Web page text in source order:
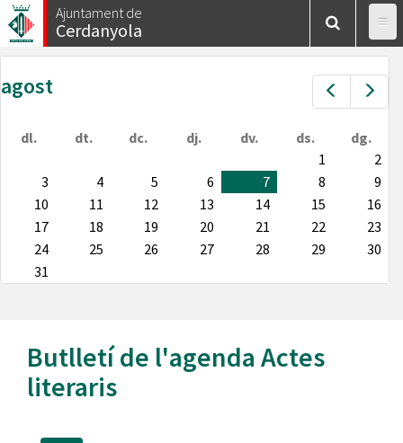
Vés
al
contingut
Ajuntament de
Cerdanyola
Prev
agost
dl. dt. dc. dj. dv. ds.
dg.
1
2
3
4 5 6 7 8
9
10
11 12 13 14 15
16
17
18 19 20 21 22
23
24
25 26 27 28 29
30
31
Butlletí de l'agenda Actes
literaris